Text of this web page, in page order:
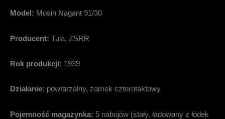
Model: Mosin Nagant 91/30
Producent: Tula, ZSRR
Rok produkcji: 1939
Działanie: powtarzalny, zamek czterotaktowy
Pojemność magazynka: 5 nabojów (stały, ładowany z łódek